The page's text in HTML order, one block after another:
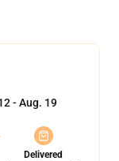
- Aug. 19
Delivered